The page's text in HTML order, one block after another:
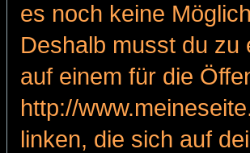
es noch keine
Deshalb musst du zu
auf einem für die
http://
linken, die sich auf